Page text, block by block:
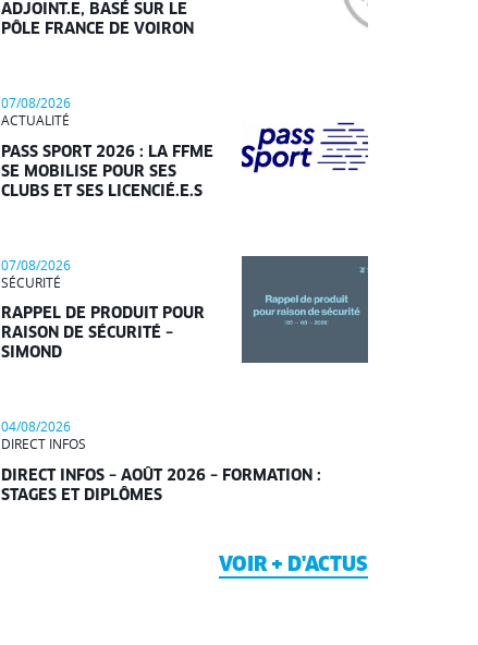
ADJOINT.E, BASÉ SUR LE
PÔLE FRANCE DE VOIRON
07/08/2026
ACTUALITÉ
PASS SPORT 2026 : LA FFME
SE MOBILISE POUR SES
CLUBS ET SES LICENCIÉ.E.S
07/08/2026
SÉCURITÉ
RAPPEL DE PRODUIT POUR
RAISON DE SÉCURITÉ –
SIMOND
04/08/2026
DIRECT INFOS
DIRECT INFOS – AOÛT 2026 – FORMATION :
STAGES ET DIPLÔMES
VOIR + D'ACTUS